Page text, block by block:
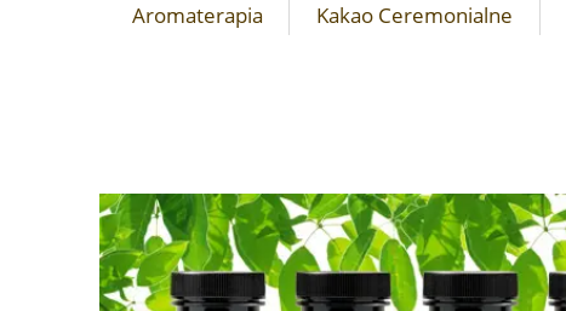
Aromaterapia
Kakao Ceremonialne